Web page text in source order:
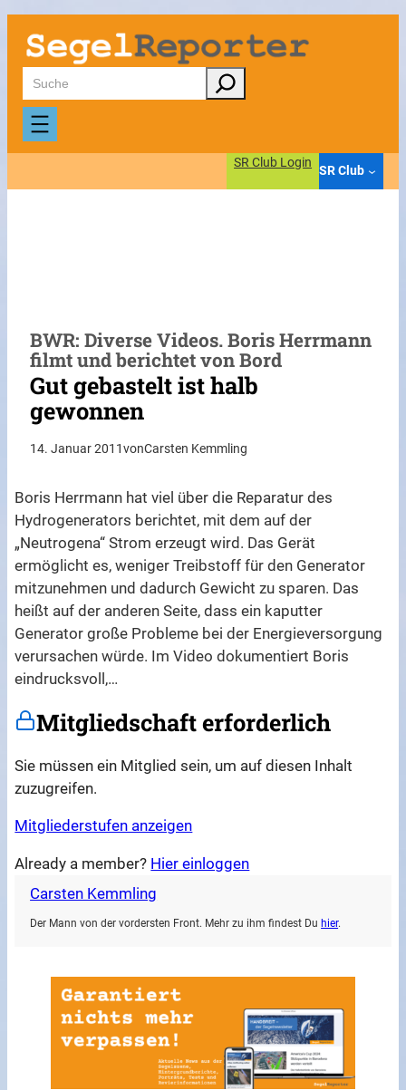
Zum
Inhalt
springen
Suchen
SR Club Login
SR Club
BWR: Diverse Videos. Boris Herrmann
filmt und berichtet von Bord
Gut gebastelt ist halb
gewonnen
14. Januar 2011vonCarsten Kemmling
Boris Herrmann hat viel über die Reparatur des
Hydrogenerators berichtet, mit dem auf der
„Neutrogena“ Strom erzeugt wird. Das Gerät
ermöglicht es, weniger Treibstoff für den Generator
mitzunehmen und dadurch Gewicht zu sparen. Das
heißt auf der anderen Seite, dass ein kaputter
Generator große Probleme bei der Energieversorgung
verursachen würde. Im Video dokumentiert Boris
eindrucksvoll,…
Mitgliedschaft erforderlich
Sie müssen ein Mitglied sein, um auf diesen Inhalt
zuzugreifen.
Mitgliederstufen anzeigen
Already a member? Hier einloggen
Carsten Kemmling
Der Mann von der vordersten Front. Mehr zu ihm findest Du hier.